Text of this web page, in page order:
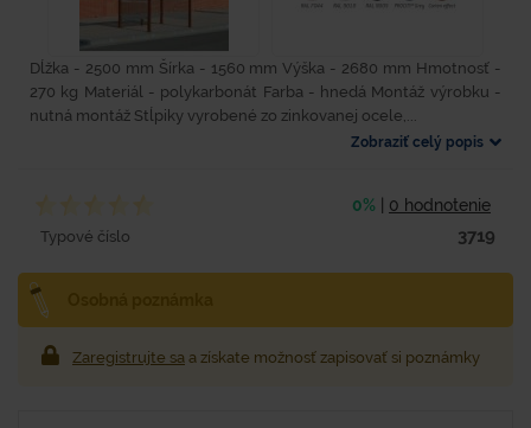
Dĺžka - 2500 mm Šírka - 1560 mm Výška - 2680 mm Hmotnosť -
270 kg Materiál - polykarbonát Farba - hnedá Montáž výrobku -
nutná montáž Stĺpiky vyrobené zo zinkovanej ocele,...
Zobraziť celý popis
0% 0 hodnotenie
Typové číslo 3719
Zaregistrujte sa a získate možnosť zapisovať si poznámky